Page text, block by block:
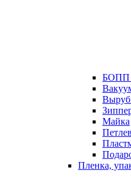
БОПП
Майка
Пленка,